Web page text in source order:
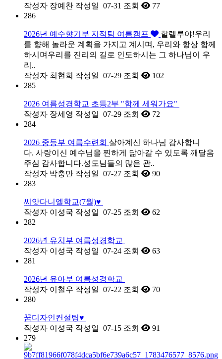
작성자 장예찬 작성일 07-31 조회
77
286
2026년 예수향기부 지적팀 여름캠프
할렐루야!우리
를 향해 놀라운 계획을 가지고 계시며, 우리와 항상 함께
하시며우리를 진리의 길로 인도하시는 그 하나님이 우
리..
작성자 최현희 작성일 07-29 조회
102
285
2026 여름성경학교 초등2부 "함께 세워가요"
작성자 장세영 작성일 07-29 조회
72
284
2026 중등부 여름수련회 살아계신 하나님 감사합니
다. 사랑이신 예수님을 찐하게 닮아갈 수 있도록 깨달음
주심 감사합니다.성도님들의 많은 관..
작성자 박충만 작성일 07-27 조회
90
283
씨앗다니엘학교(7월)♥
작성자 이성국 작성일 07-25 조회
62
282
2026년 유치부 여름성경학교
작성자 이성국 작성일 07-24 조회
63
281
2026년 유아부 여름성경학교
작성자 이철우 작성일 07-22 조회
70
280
꿈디자인컨설팅♥
작성자 이성국 작성일 07-15 조회
91
279